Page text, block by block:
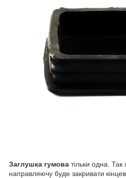
Заглушка гумова тільки одна. Так
направляючу буде закривати